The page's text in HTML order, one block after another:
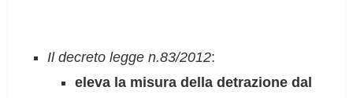
Il decreto legge n.83/2012:
eleva la misura della detrazione dal